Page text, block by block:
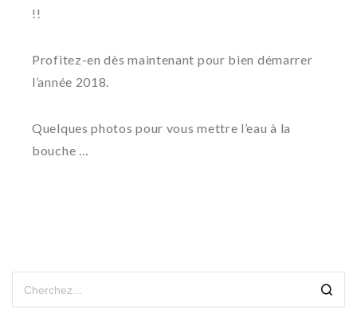
!!
Profitez-en dès maintenant pour bien démarrer
l’année 2018.
Quelques photos pour vous mettre l’eau à la
bouche …